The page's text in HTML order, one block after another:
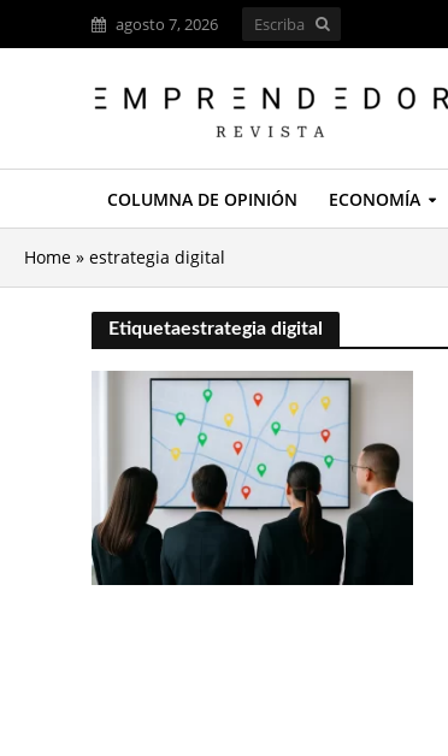
agosto 7, 2026
COLUMNA DE OPINIÓN ECONOMÍA
Home » estrategia digital
Etiquetaestrategia digital